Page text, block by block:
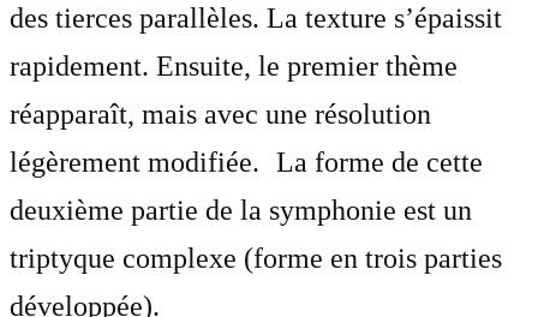
des tierces parallèles. La texture s’épaissit
rapidement. Ensuite, le premier thème
réapparaît, mais avec une résolution
légèrement modifiée. La forme de cette
deuxième partie de la symphonie est un
triptyque complexe (forme en trois parties
développée).